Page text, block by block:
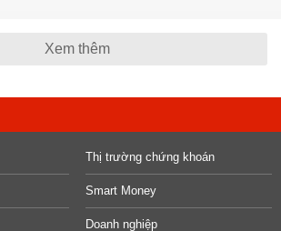
Xem thêm
Thị trường chứng khoán
Smart Money
Doanh nghiệp